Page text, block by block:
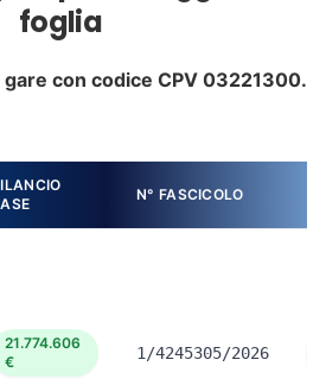
foglia
gare con codice CPV 03221300.
N° FASCICOLO
21.774.606
€
1/4245305/2026